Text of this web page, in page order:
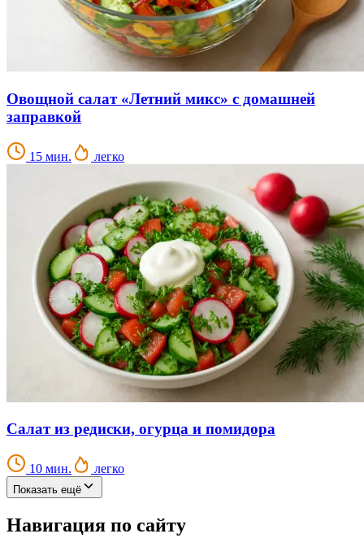
Овощной салат «Летний микс» с домашней
заправкой
15 мин. легко
Салат из редиски, огурца и помидора
10 мин. легко
Показать ещё
Навигация по сайту